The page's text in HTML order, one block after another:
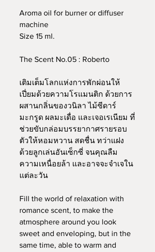
Aroma oil for burner or diffuser
machine
Size 15 ml.
The Scent No.05 : Roberto
เติมเต็มโลกแห่งการพักผ่อนให้
เปี่ยมด้วยความโรแมนติก ด้วยการ
ผสานกลิ่นของวนิลา ไม้ซีดาร์
มะกรูด ผลมะเดื่อ และเจอเรเนียม ที่
ช่วยขับกล่อมบรรยากาศรายรอบ
ตัวให้หอมหวาน สดชื่น ทว่าแฝง
ด้วยลูกเล่นอันเซ็กซี่ จนคุณลืม
ความเหนื่อยล้า และอาจจะจำเจใน
แต่ละวัน
Fill the world of relaxation with
romance scent, to make the
atmosphere around you look
sweet and enveloping, but in the
same time, able to warm and